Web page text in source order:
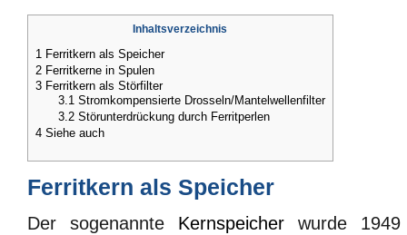
Inhaltsverzeichnis
1 Ferritkern als Speicher
2 Ferritkerne in Spulen
3 Ferritkern als Störfilter
3.1 Stromkompensierte Drosseln/Mantelwellenfilter
3.2 Störunterdrückung durch Ferritperlen
4 Siehe auch
Ferritkern als Speicher
Der sogenannte Kernspeicher wurde